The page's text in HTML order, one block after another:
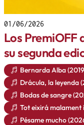
01/06/2026
Los PremiOFF
su segunda
Bernarda Alba
Drácula, la leyenda
Bodas de sangre
Tot eixirá malament
Pésame mucho